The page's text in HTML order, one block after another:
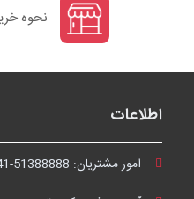
نحوه
اطلاعات
امور مشتریان: 51388888